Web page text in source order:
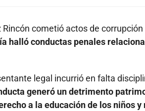
cometió actos de corrupción
halló conductas penales
legal incurrió en falta
generó un detrimento
a la educación de los niños y